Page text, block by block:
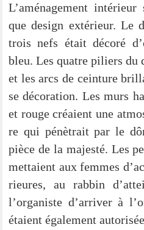
L’aménagement
que design exté­ri­eur. Le
trois nefs était déco­ré
bleu. Les quat­re piliers du
et les arcs de ceinture
se déco­ra­ti­on. Les murs
et rouge cré­ai­ent une
re qui pénè­trait par le
piè­ce de la majes­té. Les
met­tai­ent aux femmes
ri­eu­res, au rab­bin
l’organiste d’arriver à
étai­ent éga­le­ment